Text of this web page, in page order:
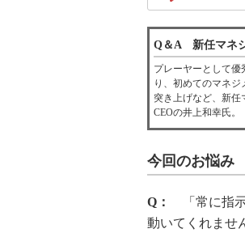
Q＆A 新任マネ
プレーヤーとして
り、初めてのマネ
突き上げなど、新任
CEOの井上和幸氏。
今回のお悩み
Q：
「常に指
動いてくれませ